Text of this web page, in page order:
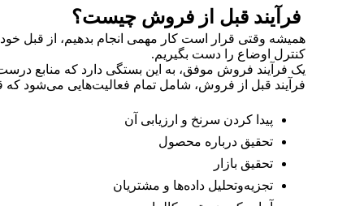
فرآیند قبل از فروش چیست؟
همیشه وقتی قرار است کار مهمی انجام بدهیم، از قبل
کنترل اوضاع را دست بگیریم.
یک فرآیند فروش موفق، به این بستگی دارد که منابع
فرآیند قبل از فروش، شامل تمام فعالیت‌هایی می‌شود
پیدا کردن سرنخ و ارزیابی آن
تحقیق درباره محصول
تحقیق بازار
تجزیه‌وتحلیل داده‌ها و مشتریان